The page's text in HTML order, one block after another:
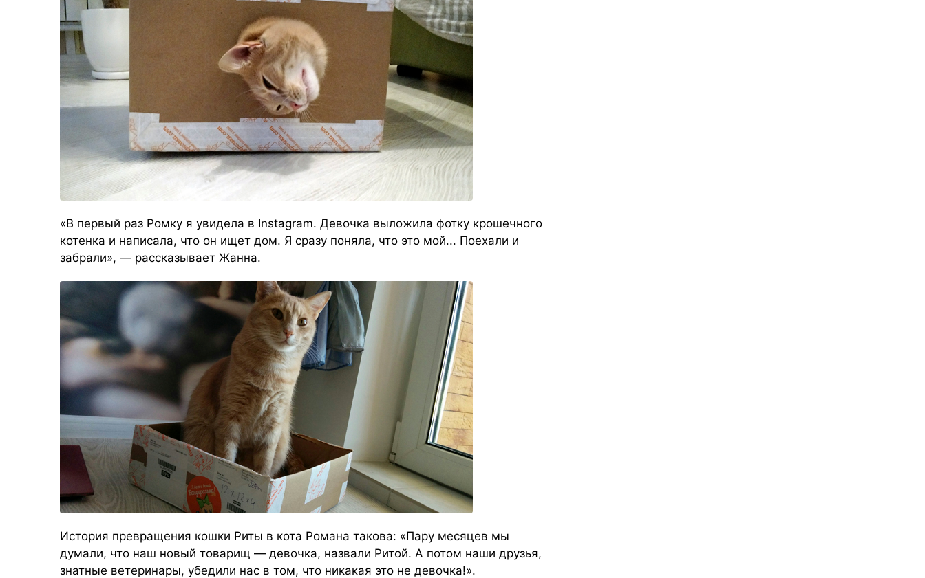
«В первый раз Ромку я увидела в Instagram. Девочка выложила фотку крошечного
котенка и написала, что он ищет дом. Я сразу поняла, что это мой... Поехали и
забрали», — рассказывает Жанна.
История превращения кошки Риты в кота Романа такова: «Пару месяцев мы
думали, что наш новый товарищ — девочка, назвали Ритой. А потом наши друзья,
знатные ветеринары, убедили нас в том, что никакая это не девочка!».